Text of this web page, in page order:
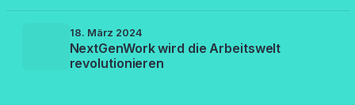
18. März 2024
NextGenWork wird die Arbeitswelt
revolutionieren